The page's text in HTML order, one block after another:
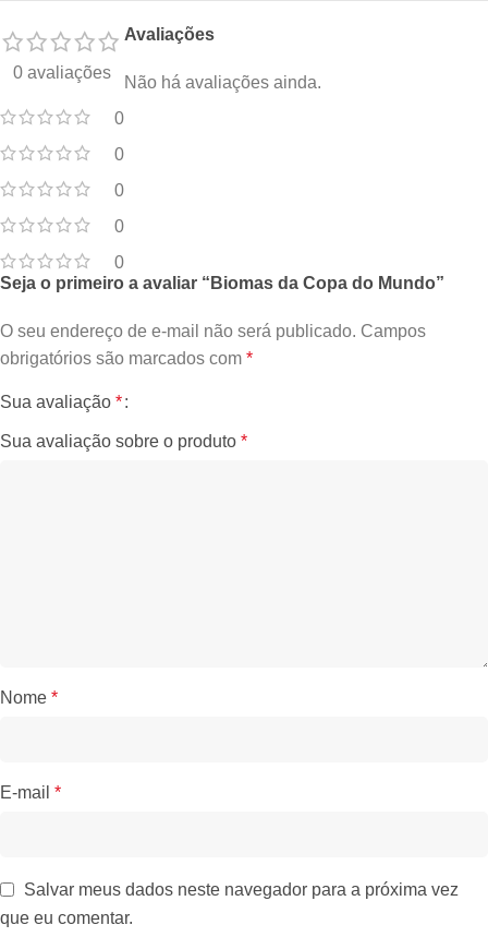
0 avaliações
0
0
0
0
0
Avaliações
Não há avaliações ainda.
Seja o primeiro a avaliar “Biomas da Copa do Mundo”
O seu endereço de e-mail não será publicado. Campos
obrigatórios são marcados com *
Sua avaliação *
Sua avaliação sobre o produto *
Nome *
E-mail *
Salvar meus dados neste navegador para a próxima vez
que eu comentar.